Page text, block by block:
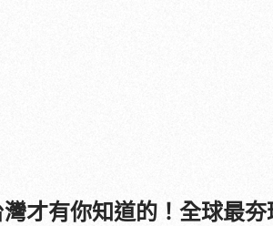
才有你知道的！全球最